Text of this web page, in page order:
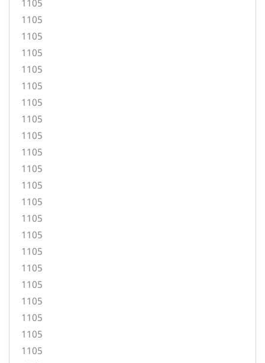
1105
1105
1105
1105
1105
1105
1105
1105
1105
1105
1105
1105
1105
1105
1105
1105
1105
1105
1105
1105
1105
1105